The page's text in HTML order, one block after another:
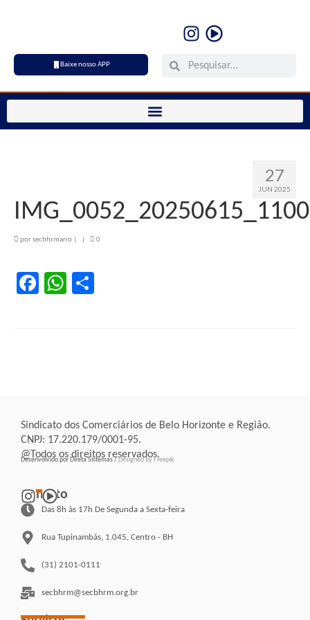
Baixe nosso APP
27
JUN 2025
porsecbhrmario 0
Facebook
WhatsApp
Sindicato dos Comerciários de Belo Horizonte e Região.
CNPJ: 17.220.179/0001-95.
@Todos os direitos reservados.
Desenvolvido por Direta Sistemas /Designed by Freepik
Contato
Das 8h às 17h De Segunda a Sexta-feira
Rua Tupinambás, 1.045, Centro - BH
(31) 2101-0111
secbhrm@secbhrm.org.br